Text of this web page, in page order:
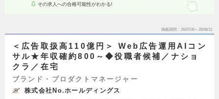
その求人への合格可能性がわかる!
掲載期間 26/07/30～26/08/12
＜広告取扱高110億円＞ Web広告運用AIコン
サル★年収確約800～◆役職者候補／ナショ
クラ／在宅
ブランド・プロダクトマネージャー
株式会社No.ホールディングス